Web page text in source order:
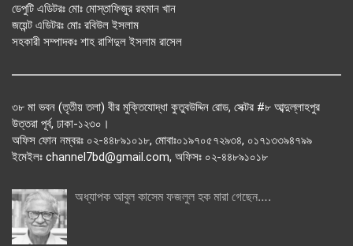
ডেপুটি এডিটরঃ মোঃ মোস্তাফিজুর রহমান খান
জয়েন্ট এডিটরঃ মোঃ রবিউল ইসলাম
সহকারী সম্পাদকঃ শাহ রাশিদুল ইসলাম রাসেল
৩৮ মা ভবন (তৃতীয় তলা) বীর মুক্তিযোদ্ধা কুতুবউদ্দিন রোড, সেক্টর #৮ আব্দুল্লাহপুর
উত্তরা পূর্ব, ঢাকা-১২৩০।
অফিস ফোন নম্বরঃ ০২-৪৪৮৯১০১৮, মোবাঃ০১৯৭০৫৭২৯৩৪, ০১৭১৩৩৯৪৭৯৯
ইমেইলঃ channel7bd@gmail.com, অফিসঃ ০২-৪৪৮৯১০১৮
অধ্যাপক আবুল কাসেম ফজলুল হক মারা গেছেন….